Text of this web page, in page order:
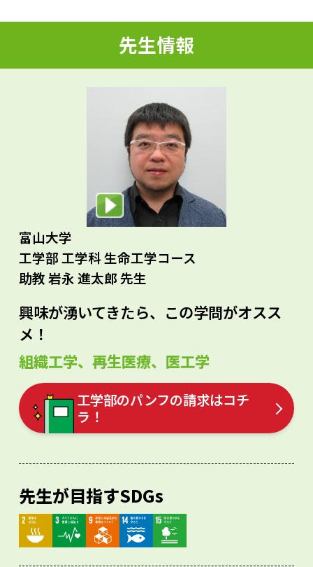
e
o
先生情報
富山大学
工学部 工学科 生命工学コース
助教 岩永 進太郎 先生
興味が湧いてきたら、この学問がオスス
メ！
組織工学、再生医療、医工学
工学部のパンフの請求はコチ
ラ！
先生が目指すSDGs